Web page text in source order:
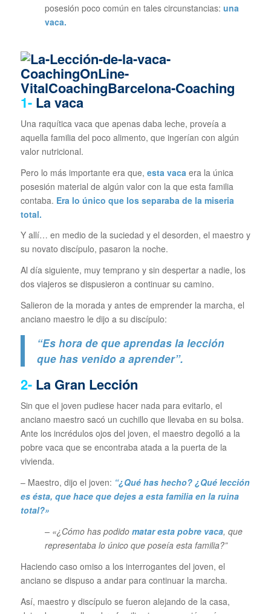
posesión poco común en tales circunstancias: una
vaca.
1-La vaca
Una raquítica vaca que apenas daba leche, proveía a
aquella familia del poco alimento, que ingerían con algún
valor nutricional.
Pero lo más importante era que, esta vaca era la única
posesión material de algún valor con la que esta familia
contaba. Era lo único que los separaba de la miseria
total.
Y allí… en medio de la suciedad y el desorden, el maestro y
su novato discípulo, pasaron la noche.
Al día siguiente, muy temprano y sin despertar a nadie, los
dos viajeros se dispusieron a continuar su camino.
Salieron de la morada y antes de emprender la marcha, el
anciano maestro le dijo a su discípulo:
“Es hora de que aprendas la lección
que has venido a aprender”.
2-La Gran Lección
Sin que el joven pudiese hacer nada para evitarlo, el
anciano maestro sacó un cuchillo que llevaba en su bolsa.
Ante los incrédulos ojos del joven, el maestro degolló a la
pobre vaca que se encontraba atada a la puerta de la
vivienda.
– Maestro, dijo el joven: “¿Qué has hecho? ¿Qué lección
es ésta, que hace que dejes a esta familia en la ruina
total?»
– «¿Cómo has podido matar esta pobre vaca, que
representaba lo único que poseía esta familia?”
Haciendo caso omiso a los interrogantes del joven, el
anciano se dispuso a andar para continuar la marcha.
Así, maestro y discípulo se fueron alejando de la casa,